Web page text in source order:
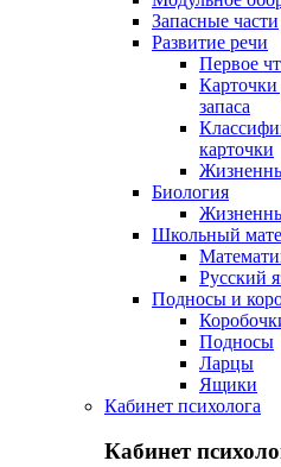
Запасные части
Развитие речи
Первое
Карточки
запаса
карточки
Биология
Школьный
Русский
Подносы и
Подносы
Ларцы
Ящики
Кабинет психолога
Кабинет